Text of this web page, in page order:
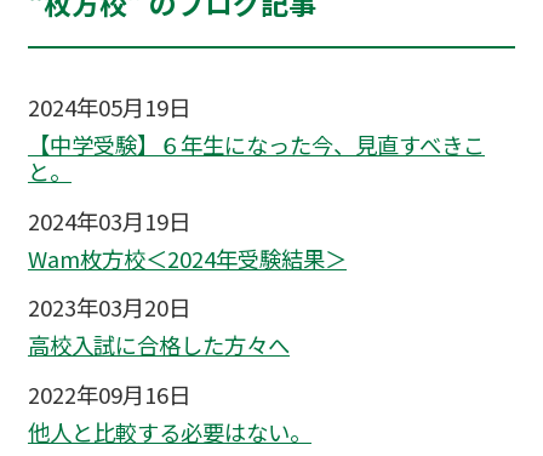
2024年05月19日
【中学受験】６年生になった今、見直すべきこ
と。
2024年03月19日
Wam枚方校＜2024年受験結果＞
2023年03月20日
高校入試に合格した方々へ
2022年09月16日
他人と比較する必要はない。